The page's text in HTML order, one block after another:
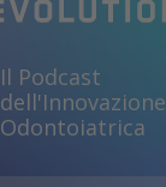
Il Podcast
dell'Innovazione
Odontoiatrica